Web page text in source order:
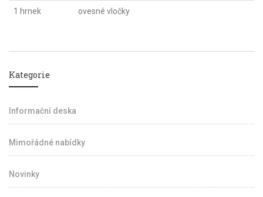
1 hrnek ovesné vločky
Kategorie
Informační deska
Mimořádné nabídky
Novinky